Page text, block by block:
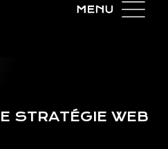
STRATÉGIE WEB